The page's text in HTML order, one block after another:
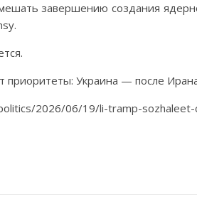
завершению создания
приоритеты: Украина — после
2026/06/19/li-tramp-